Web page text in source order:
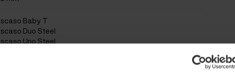
Baby T
Duo Steel
Uno Steel